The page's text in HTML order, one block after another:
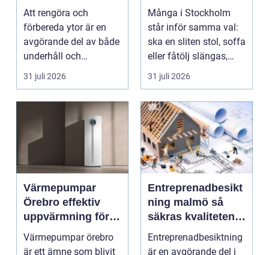
proffs och
hantverkare
Att rengöra och
förbereda ytor är en
avgörande del av både
underhåll och
renovering. Färg, rost,
smu...
31 juli 2026
vackra möbler
Många i Stockholm
står inför samma val:
ska en sliten stol, soffa
eller fåtölj slängas,
säljas billi...
31 juli 2026
Värmepumpar
Örebro effektiv
uppvärmning för
hus och
fastigheter
Värmepumpar örebro
är ett ämne som blivit
Entreprenadbesikt
ning malmö så
säkras kvaliteten i
byggprojekt
Entreprenadbesiktning
är en avgörande del i